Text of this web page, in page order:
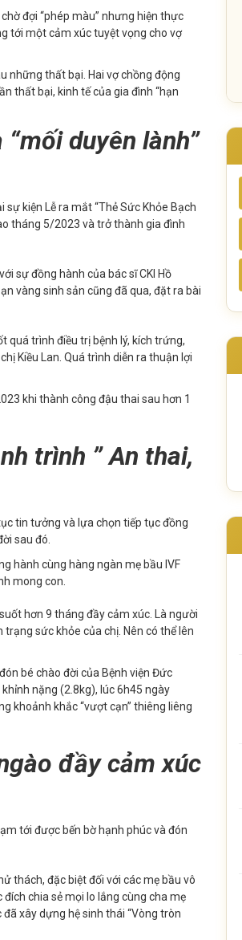
đợi “phép màu” nhưng hiện thực
tới một cảm xúc tuyệt vọng cho vợ
những thất bại. Hai vợ chồng động
thất bại, kinh tế của gia đình “hạn
duyên lành”
sự kiện
Lễ ra mắt “Thẻ Sức Khỏe Bạch
tháng 5/2023 và trở thành gia đình
sự đồng hành của bác sĩ CKI Hồ
vàng sinh sản cũng đã qua, đặt ra bài
quá trình điều trị bệnh lý, kích trứng,
Kiều Lan. Quá trình diễn ra thuận lợi
khi thành công đậu thai sau hơn 1
trình ” An thai,
tin tưởng và lựa chọn tiếp tục đồng
sau đó.
hành cùng hàng ngàn mẹ bầu IVF
mong con.
hơn 9 tháng đầy cảm xúc. Là người
sức khỏe của chị. Nên có thể lên
bé chào đời của Bệnh viện Đức
nặng (2.8kg), lúc 6h45 ngày
khoảnh khắc “vượt cạn” thiêng liêng
đầy cảm xúc
tới được bến bờ hạnh phúc và đón
thách, đặc biệt đối với các mẹ bầu vô
đích chia sẻ mọi lo lắng cùng cha mẹ
xây dựng hệ sinh thái “Vòng tròn